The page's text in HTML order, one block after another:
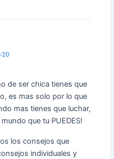
de ser chica tienes que
es mas solo por lo que
mas tienes que luchar,
que tu PUEDES!
los consejos que
individuales y